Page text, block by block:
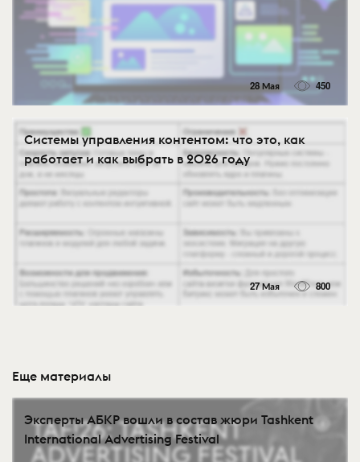
28 Мая 450
Системы управления контентом: что это, как
работает и как выбрать в 2026 году
27 Мая 800
Еще материалы
Эксперты АБКР вошли в состав жюри Tashkent
International Advertising Festival